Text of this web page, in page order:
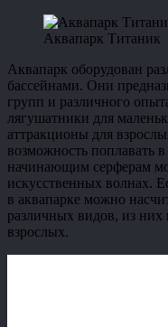
Аквапарк Титаник
Аквапарк оборудован
бассейнами. Они
групп и различного
лягушатники для
аттракционы для
возможность поплавать
начинающим серферам
искусственных волнах.
в аквапарке можно
различных видов, из них
взрослых.